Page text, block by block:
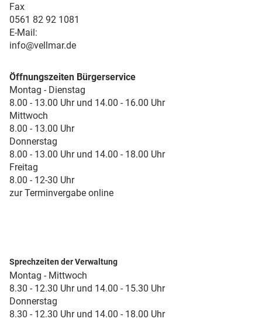
Fax
0561 82 92 1081
E-Mail:
info@vellmar.de
Öffnungszeiten Bürgerservice
Montag - Dienstag
8.00 - 13.00 Uhr und 14.00 - 16.00 Uhr
Mittwoch
8.00 - 13.00 Uhr
Donnerstag
8.00 - 13.00 Uhr und 14.00 - 18.00 Uhr
Freitag
8.00 - 12-30 Uhr
zur Terminvergabe online
Sprechzeiten der Verwaltung
Montag - Mittwoch
8.30 - 12.30 Uhr und 14.00 - 15.30 Uhr
Donnerstag
8.30 - 12.30 Uhr und 14.00 - 18.00 Uhr